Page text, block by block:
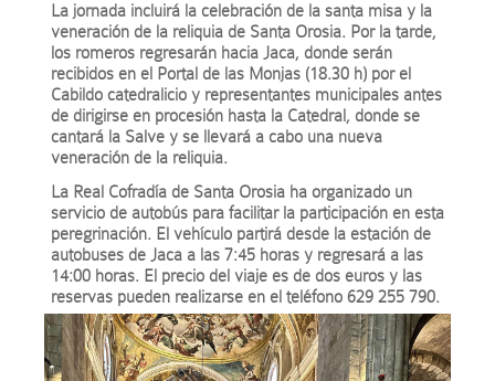
La jornada incluirá la celebración de la santa misa y la
veneración de la reliquia de Santa Orosia. Por la tarde,
los romeros regresarán hacia Jaca, donde serán
recibidos en el Portal de las Monjas (18.30 h) por el
Cabildo catedralicio y representantes municipales antes
de dirigirse en procesión hasta la Catedral, donde se
cantará la Salve y se llevará a cabo una nueva
veneración de la reliquia.
La Real Cofradía de Santa Orosia ha organizado un
servicio de autobús para facilitar la participación en esta
peregrinación. El vehículo partirá desde la estación de
autobuses de Jaca a las 7:45 horas y regresará a las
14:00 horas. El precio del viaje es de dos euros y las
reservas pueden realizarse en el teléfono 629 255 790.